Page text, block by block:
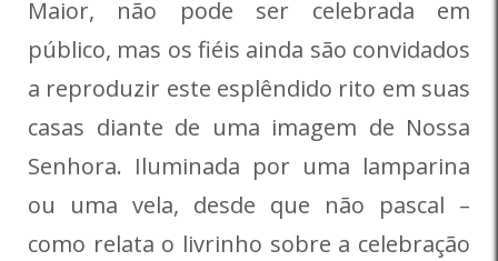
Maior, não pode ser celebrada em
público, mas os fiéis ainda são convidados
a reproduzir este esplêndido rito em suas
casas diante de uma imagem de Nossa
Senhora. Iluminada por uma lamparina
ou uma vela, desde que não pascal –
como relata o livrinho sobre a celebração